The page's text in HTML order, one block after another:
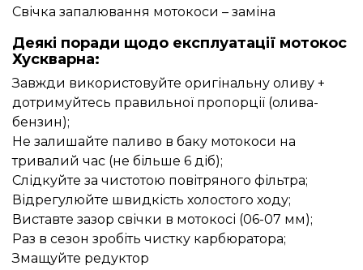
Свічка запалювання мотокоси – заміна
Деякі поради щодо експлуатації мотокос
Хускварна:
Завжди використовуйте оригінальну оливу +
дотримуйтесь правильної пропорції (олива-
бензин);
Не залишайте паливо в баку мотокоси на
тривалий час (не більше 6 діб);
Слідкуйте за чистотою повітряного фільтра;
Відрегулюйте швидкість холостого ходу;
Виставте зазор свічки в мотокосі (06-07 мм);
Раз в сезон зробіть чистку карбюратора;
Змащуйте редуктор